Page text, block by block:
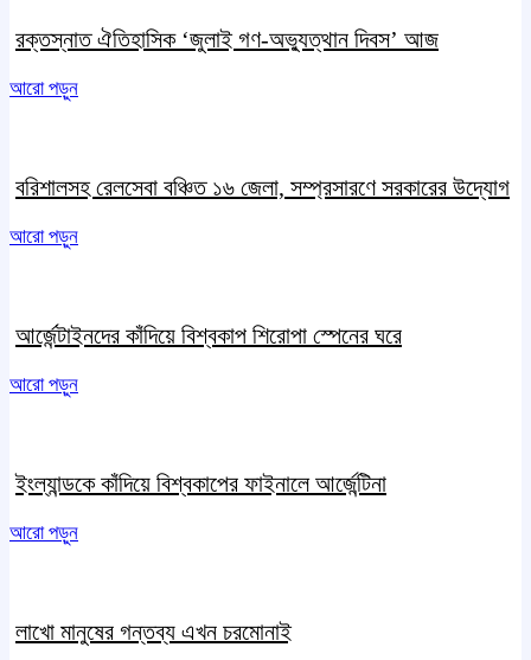
রক্তস্নাত ঐতিহাসিক ‌‘জুলাই গণ-অভ্যুত্থান দিবস’ আজ
আরো পড়ুন
বরিশালসহ রেলসেবা বঞ্চিত ১৬ জেলা, সম্প্রসারণে সরকারের উদ্যোগ
আরো পড়ুন
আর্জেন্টাইনদের কাঁদিয়ে বিশ্বকাপ শিরোপা স্পেনের ঘরে
আরো পড়ুন
ইংল্যান্ডকে কাঁদিয়ে বিশ্বকাপের ফাইনালে আর্জেন্টিনা
আরো পড়ুন
লাখো মানুষের গন্তব্য এখন চরমোনাই